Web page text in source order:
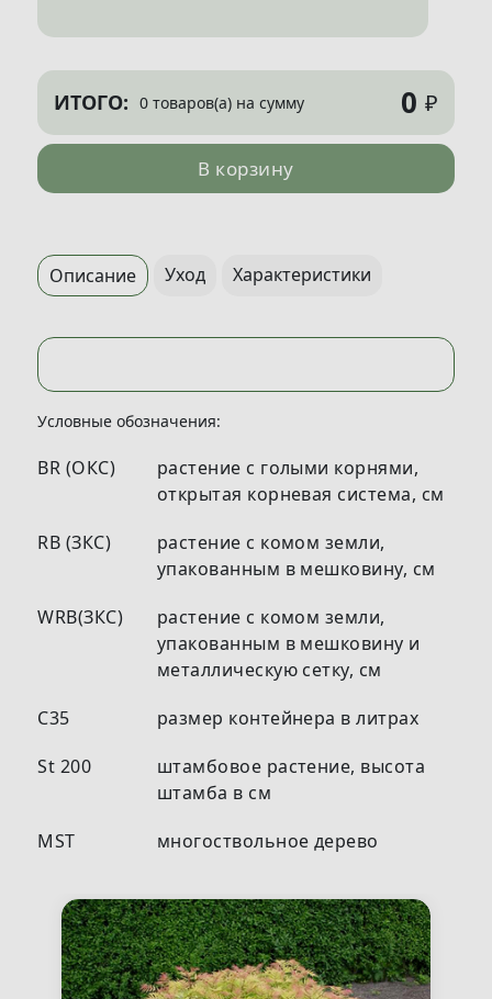
ИТОГО: 0 товаров(а) на сумму 0 ₽
В корзину
Описание Уход Характеристики
Условные обозначения:
BR (ОКС)
растение с голыми корнями,
открытая корневая система, см
RB (ЗКС)
растение с комом земли,
упакованным в мешковину, см
WRB(ЗКС)
растение с комом земли,
упакованным в мешковину и
металлическую сетку, см
С35
размер контейнера в литрах
St 200
штамбовое растение, высота
штамба в см
MST
многоствольное дерево